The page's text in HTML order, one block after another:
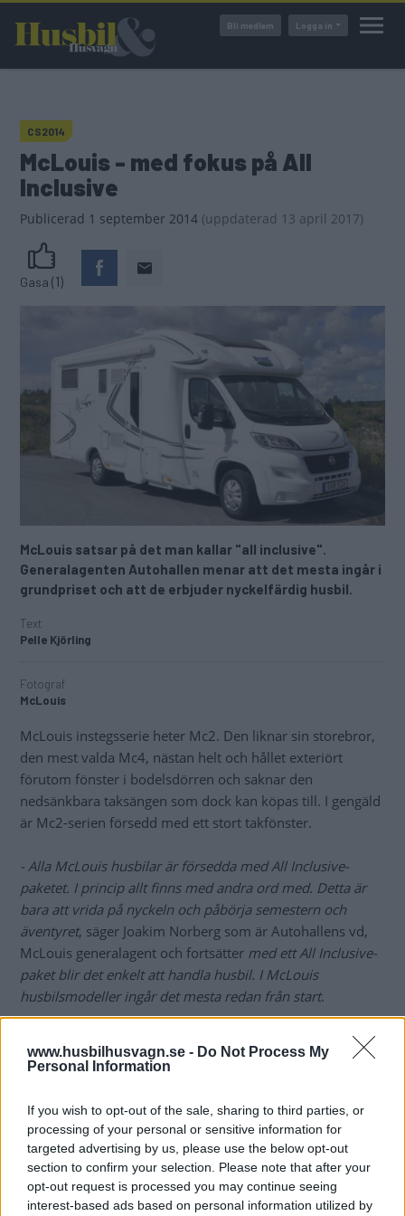
www.husbilhusvagn.se - Do Not Process My
Personal Information
If you wish to opt-out of the sale, sharing to third parties, or
processing of your personal or sensitive information for
targeted advertising by us, please use the below opt-out
section to confirm your selection. Please note that after your
opt-out request is processed you may continue seeing
interest-based ads based on personal information utilized by
huvudinnehåll
Bli medlem Logga in
CS2014
McLouis - med fokus på All
Inclusive
Publicerad 1 september 2014 (uppdaterad 13 april 2017)
Gasa (1)
McLouis satsar på det man kallar "all inclusive".
Generalagenten Autohallen menar att det mesta ingår i
grundpriset och att de erbjuder nyckelfärdig husbil.
Text
Pelle Kjörling
Fotograf
McLouis
McLouis instegsserie heter Mc2. Den liknar sin storebror,
den mest valda Mc4, nästan helt och hållet exteriört
förutom fönster i bodelsdörren och saknar den
nedsänkbara taksängen som dock kan köpas till. I gengäld
är Mc2-serien försedd med ett stort takfönster.
- Alla McLouis husbilar är försedda med All Inclusive-
paketet. I princip allt finns med andra ord med. Detta är
bara att vrida på nyckeln och påbörja semestern och
äventyret, säger Joakim Norberg som är Autohallens vd,
McLouis generalagent och fortsätter med ett All Inclusive-
paket blir det enkelt att handla husbil. I McLouis
husbilsmodeller ingår det mesta redan från start.
generalagent Autohallen fyra försäljningskontor. Utöver
Karlstad är dessa Lomma, Alingsås och Kungsängen strax
Bland det han räknar upp i All Inclusive är hill holder,
växelindikator, hastighetsbegränsare (130 och 150 hk),
plisségardiner och fix-and-go. Nytillkommet i paketet är
cirka 50 produkter, beroende på modell, bland annat